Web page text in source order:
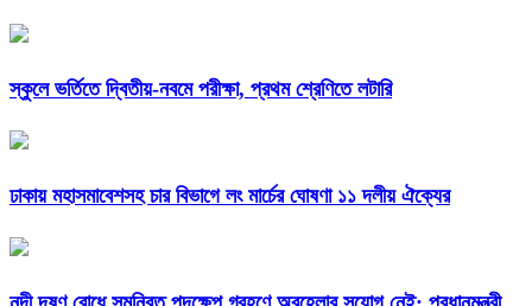
স্কুলে ভর্তিতে দ্বিতীয়-নবমে পরীক্ষা, প্রথম শ্রেণিতে লটারি
ঢাকায় মহাসমাবেশসহ চার বিভাগে লং মার্চের ঘোষণা ১১ দলীয় ঐক্যের